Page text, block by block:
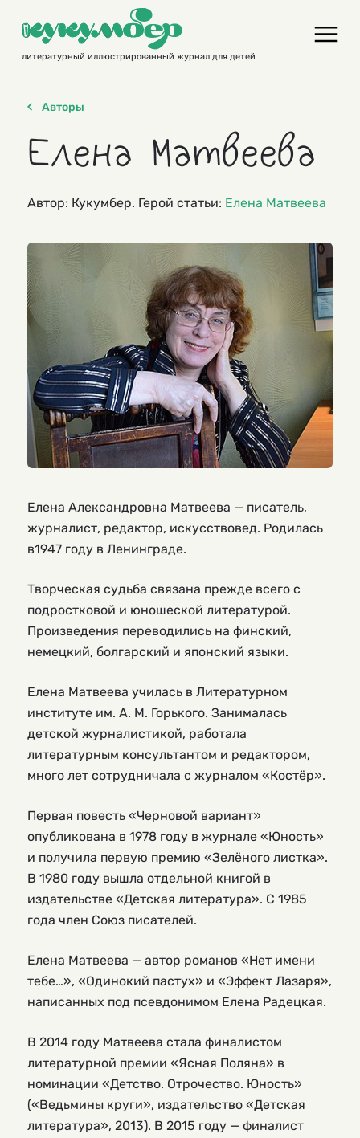
contentлитературный иллюстрированный журнал для детей
Авторы
Елена Матвеева
Автор: Кукумбер. Герой статьи: Елена Матвеева
Елена Александровна Матвеева — писатель,
журналист, редактор, искусствовед. Родилась
в1947 году в Ленинграде.
Творческая судьба связана прежде всего с
подростковой и юношеской литературой.
Произведения переводились на финский,
немецкий, болгарский и японский языки.
Елена Матвеева училась в Литературном
институте им. А. М. Горького. Занималась
детской журналистикой, работала
литературным консультантом и редактором,
много лет сотрудничала с журналом «Костёр».
Первая повесть «Черновой вариант»
опубликована в 1978 году в журнале «Юность»
и получила первую премию «Зелёного листка».
В 1980 году вышла отдельной книгой в
издательстве «Детская литература». С 1985
года член Союз писателей.
Елена Матвеева — автор романов «Нет имени
тебе…», «Одинокий пастух» и «Эффект Лазаря»,
написанных под псевдонимом Елена Радецкая.
В 2014 году Матвеева стала финалистом
литературной премии «Ясная Поляна» в
номинации «Детство. Отрочество. Юность»
(«Ведьмины круги», издательство «Детская
литература», 2013). В 2015 году — финалист